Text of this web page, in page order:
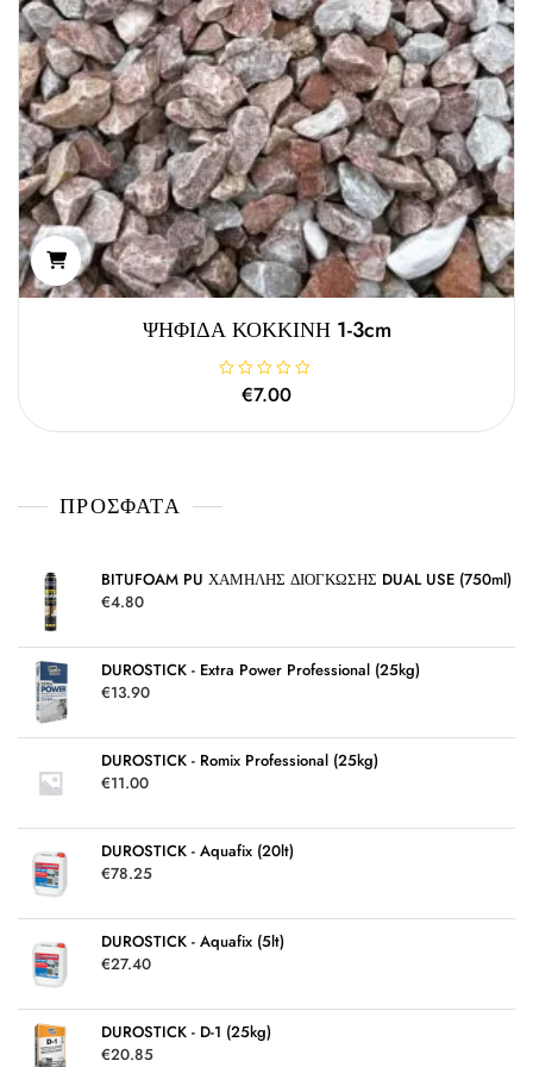
ΨΗΦΙΔΑ ΚΟΚΚΙΝΗ 1-3cm
μ
μ
ε
ό
€7.00
ΠΡΌΣΦΑΤΑ
BITUFOAM PU ΧΑΜΗΛΗΣ ΔΙΟΓΚΩΣΗΣ DUAL USE (750ml)
€4.80
DUROSTICK - Extra Power Professional (25kg)
€13.90
DUROSTICK - Romix Professional (25kg)
€11.00
DUROSTICK - Aquafix (20lt)
€78.25
DUROSTICK - Aquafix (5lt)
€27.40
DUROSTICK - D-1 (25kg)
€20.85